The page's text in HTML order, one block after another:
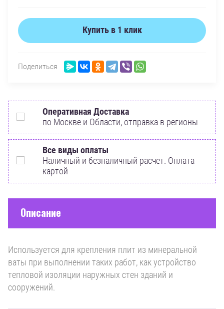
Купить в 1 клик
Поделиться
Оперативная Доставка
по Москве и Области, отправка в регионы
Все виды оплаты
Наличный и безналичный расчет. Оплата
картой
Описание
Используется для крепления плит из минеральной
ваты при выполнении таких работ, как устройство
тепловой изоляции наружных стен зданий и
сооружений.